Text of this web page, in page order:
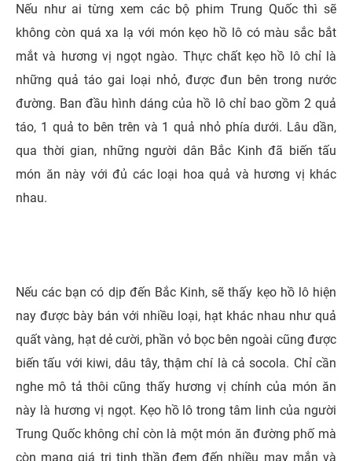
Nếu như ai từng xem các bộ phim Trung Quốc thì sẽ
không còn quá xa lạ với món kẹo hồ lô có màu sắc bắt
mắt và hương vị ngọt ngào. Thực chất kẹo hồ lô chỉ là
những quả táo gai loại nhỏ, được đun bên trong nước
đường. Ban đầu hình dáng của hồ lô chỉ bao gồm 2 quả
táo, 1 quả to bên trên và 1 quả nhỏ phía dưới. Lâu dần,
qua thời gian, những người dân Bắc Kinh đã biến tấu
món ăn này với đủ các loại hoa quả và hương vị khác
nhau.
Nếu các bạn có dịp đến Bắc Kinh, sẽ thấy kẹo hồ lô hiện
nay được bày bán với nhiều loại, hạt khác nhau như quả
quất vàng, hạt dẻ cười, phần vỏ bọc bên ngoài cũng được
biến tấu với kiwi, dâu tây, thậm chí là cả socola. Chỉ cần
nghe mô tả thôi cũng thấy hương vị chính của món ăn
này là hương vị ngọt. Kẹo hồ lô trong tâm linh của người
Trung Quốc không chỉ còn là một món ăn đường phố mà
còn mang giá trị tinh thần đem đến nhiều may mắn và